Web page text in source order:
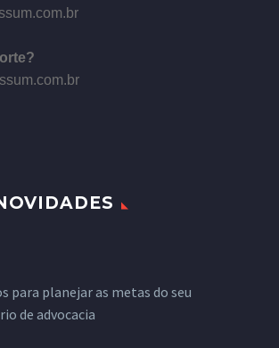
para planejar as metas do seu
de advocacia